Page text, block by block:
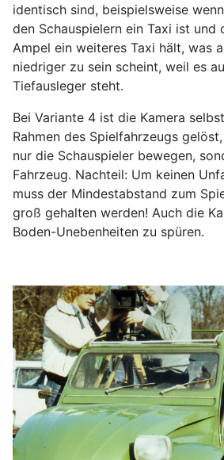
identisch sind, beispielsweise
den Schauspielern ein Taxi ist und
Ampel ein weiteres Taxi hält, was
niedriger zu sein scheint, weil es
Tiefausleger steht.
Bei Variante 4 ist die Kamera
Rahmen des Spielfahrzeugs
nur die Schauspieler bewegen,
Fahrzeug. Nachteil: Um keinen
muss der Mindestabstand zum
groß gehalten werden! Auch die
Boden-Unebenheiten zu spüren.